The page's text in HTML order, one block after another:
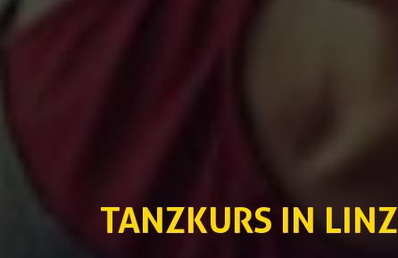
TANZKURS IN LINZ